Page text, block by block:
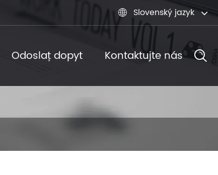
 Slovenský jazyk
Odoslať dopyt Kontaktujte nás